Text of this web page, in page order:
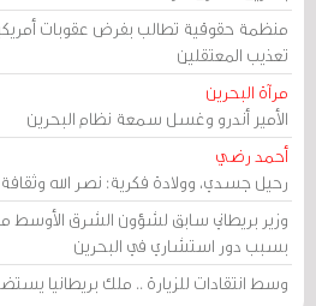
منظمة حقوقية تطالب بفرض عقوبات
تعذيب المعتقلين
مرآة البحرين
الأمير أندرو وغسل سمعة نظام البحرين
أحمد رضي
رحيل جسدي، وولادة فكرية: نصر الله
وزير بريطاني سابق لشؤون الشرق الأوسط
بسبب دور استشاري في البحرين
وسط انتقادات للزيارة .. ملك بريطانيا